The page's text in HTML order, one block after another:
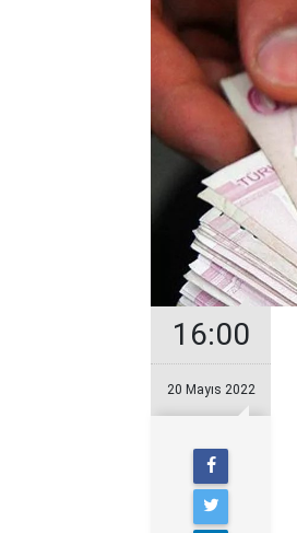
16:00
20 Mayıs 2022